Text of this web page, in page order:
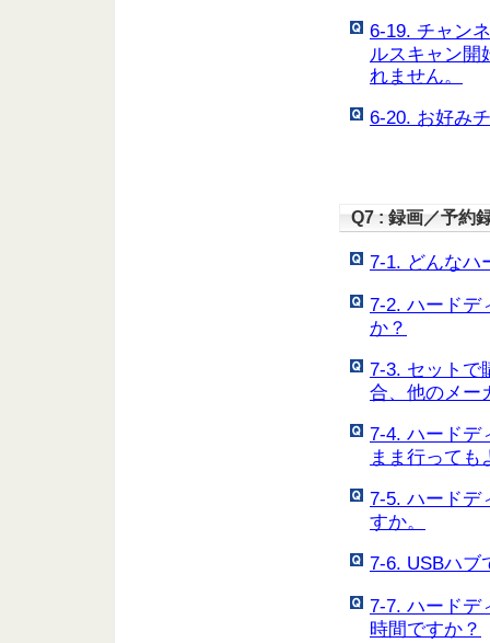
6-19. チャン
ルスキャン開
れません。
6-20. お好み
Q7 : 録画／予約
7-1. どんなハ
7-2. ハードデ
か？
7-3. セットで
合、他のメー
7-4. ハードデ
まま行っても
7-5. ハードデ
すか。
7-6. USBハブ
7-7. ハードデ
時間ですか？